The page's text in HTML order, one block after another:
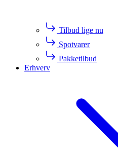
Tilbud lige nu
Spotvarer
Pakketilbud
Erhverv